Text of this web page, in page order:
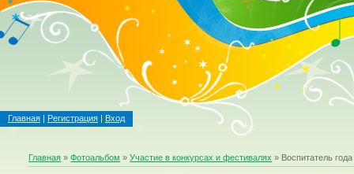
Главная | Регистрация | Вход
Главная »Фотоальбом »Участие в конкурсах и фестивалях » Воспитатель